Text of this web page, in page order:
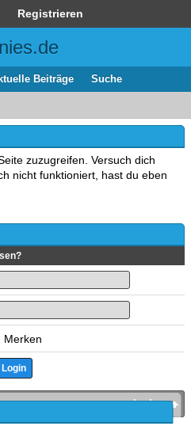
Registrieren
Beiträge Suche
zuzugreifen. Versuch dich
nicht funktioniert, hast du eben
Merken
nach oben